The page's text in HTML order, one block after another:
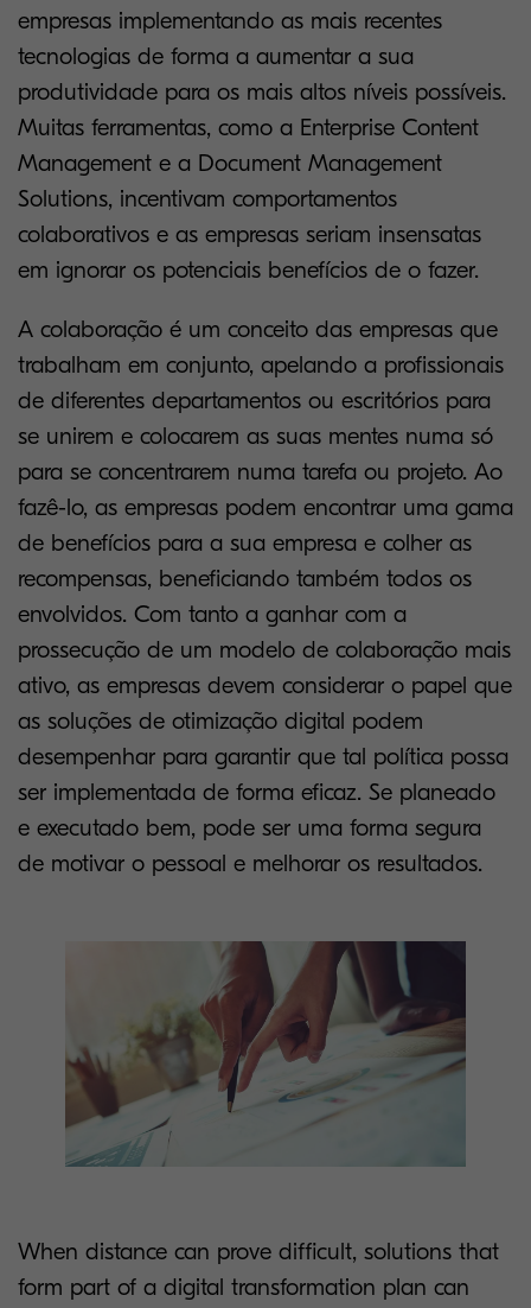
empresas implementando as mais recentes
tecnologias de forma a aumentar a sua
produtividade para os mais altos níveis possíveis.
Muitas ferramentas, como a Enterprise Content
Management e a Document Management
Solutions, incentivam comportamentos
colaborativos e as empresas seriam insensatas
em ignorar os potenciais benefícios de o fazer.
A colaboração é um conceito das empresas que
trabalham em conjunto, apelando a profissionais
de diferentes departamentos ou escritórios para
se unirem e colocarem as suas mentes numa só
para se concentrarem numa tarefa ou projeto. Ao
fazê-lo, as empresas podem encontrar uma gama
de benefícios para a sua empresa e colher as
recompensas, beneficiando também todos os
envolvidos. Com tanto a ganhar com a
prossecução de um modelo de colaboração mais
ativo, as empresas devem considerar o papel que
as soluções de otimização digital podem
desempenhar para garantir que tal política possa
ser implementada de forma eficaz. Se planeado
e executado bem, pode ser uma forma segura
de motivar o pessoal e melhorar os resultados.
When distance can prove difficult, solutions that
form part of a digital transformation plan can